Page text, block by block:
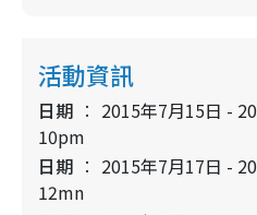
活動資訊
日期
2015年7月15日 -
10pm
日期
2015年7月17日 -
12mn